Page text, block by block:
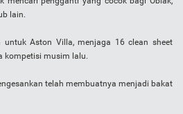
lain.
untuk Aston Villa, menjaga 16 clean sheet
kompetisi musim lalu.
telah membuatnya menjadi bakat